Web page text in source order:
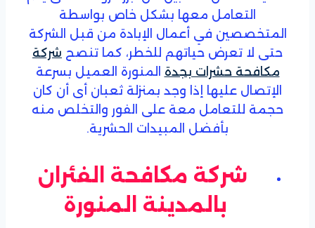
التعامل معها بشكل خاص بواسطة
المتخصصين في أعمال الإبادة من قبل الشركة
حتى لا تعرض حياتهم للخطر، كما تنصح شركة
مكافحة حشرات بجدة المنورة العميل بسرعة
الإتصال عليها إذا وجد بمنزلة ثعبان أى أن كان
حجمة للتعامل معة على الفور والتخلص منه
بأفضل المبيدات الحشرية.
شركة مكافحة الفئران
بالمدينة المنورة